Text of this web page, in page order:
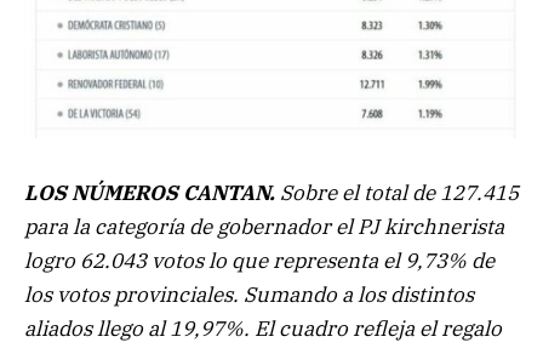
LOS NÚMEROS CANTAN. Sobre el total de 127.415
para la categoría de gobernador el PJ kirchnerista
logro 62.043 votos lo que representa el 9,73% de
los votos provinciales. Sumando a los distintos
aliados llego al 19,97%. El cuadro refleja el regalo